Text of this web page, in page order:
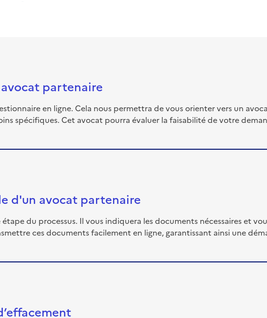
partenaire
en ligne. Cela nous permettra de vous orienter vers un
spécifiques. Cet avocat pourra évaluer la faisabilité de votre
d'un avocat partenaire
du processus. Il vous indiquera les documents nécessaires et
ces documents facilement en ligne, garantissant ainsi une